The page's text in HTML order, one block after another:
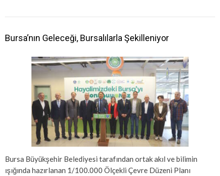
Bursa’nın Geleceği, Bursalılarla Şekilleniyor
Bursa Büyükşehir Belediyesi tarafından ortak akıl ve bilimin
ışığında hazırlanan 1/100.000 Ölçekli Çevre Düzeni Planı